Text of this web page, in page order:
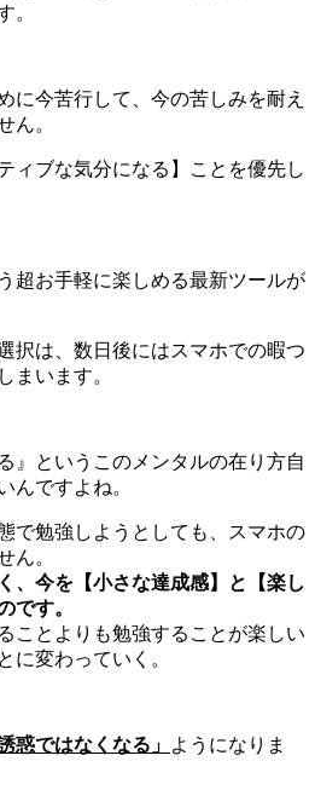
。
に今苦行して、今の苦しみを耐え
ん。
ィブな気分になる】ことを優先し
超お手軽に楽しめる最新ツールが
択は、数日後にはスマホでの暇つ
まいます。
』というこのメンタルの在り方自
んですよね。
で勉強しようとしても、スマホの
ん。
、今を【小さな達成感】と【楽し
です。
ことよりも勉強することが楽しい
に変わっていく。
誘惑ではなくなる」 ようになりま